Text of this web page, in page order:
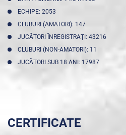
ECHIPE: 2053
CLUBURI (AMATORI): 147
JUCĂTORI ÎNREGISTRAŢI: 43216
CLUBURI (NON-AMATORI): 11
JUCĂTORI SUB 18 ANI: 17987
CERTIFICATE